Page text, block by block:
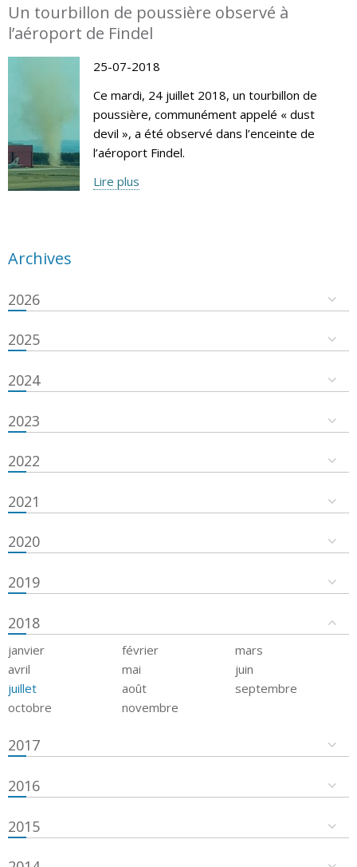
Un tourbillon de poussière observé à
l’aéroport de Findel
25-07-2018
Ce mardi, 24 juillet 2018, un tourbillon de
poussière, communément appelé « dust
devil », a été observé dans l’enceinte de
l’aéroport Findel.
Lire plus
Archives
2026
2025
2024
2023
2022
2021
2020
2019
2018
janvier février
mars
avril
mai
juin
juillet
août
septembre
octobre
novembre
2017
2016
2015